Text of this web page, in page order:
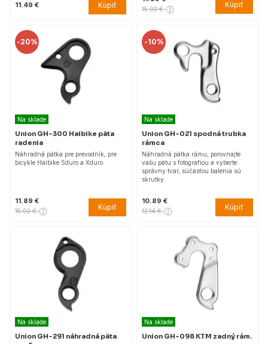
11.49 € Kúpiť 15.02 € Kúpiť
-20%
Na sklade
Union GH-300 Haibike päta
radenia
Náhradná pätka pre prevodník, pre
bicykle Haibike Sduro a Xduro.
11.89 €
15.02 € Kúpiť
-10%
Na sklade
Union GH-021 spodná trubka
rámca
Náhradná pätka rámu, porovnajte
vašu pätu s fotografiou a vyberte
správny tvar, súčasťou balenia sú
skrutky.
10.89 €
12.14 € Kúpiť
Na sklade
Union GH-291 náhradná päta
Na sklade
Union GH-098 KTM zadný rám.